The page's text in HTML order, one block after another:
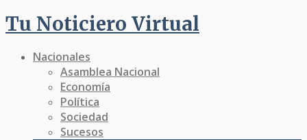
Tu Noticiero Virtual
Nacionales
Asamblea Nacional
Economía
Política
Sociedad
Sucesos